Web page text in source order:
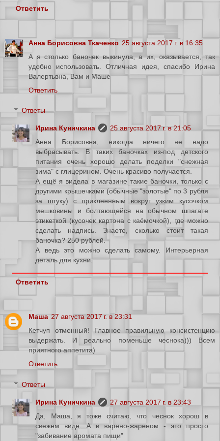
Ответить
Анна Борисовна Ткаченко 25 августа 2017 г. в 16:35
А я столько баночек выкинула, а их, оказывается, так
удобно использовать. Отличная идея, спасибо Ирина
Валертьвна, Вам и Маше
Ответить
Ответы
Ирина Куничкина
25 августа 2017 г. в 21:05
Анна Борисовна, никогда ничего не надо
выбрасывать. В таких баночках из-под детского
питания очень хорошо делать поделки "снежная
зима" с глицерином. Очень красиво получается.
А ещё я видела в магазине такие баночки, только с
другими крышечками (обычные "золотые" по 3 рубля
за штуку) с приклеенным вокруг узким кусочком
мешковины и болтающейся на обычном шпагате
этикеткой (кусочек картона с каёмочкой), где можно
сделать надпись. Знаете, сколько стоит такая
баночка? 250 рублей.
А ведь это можно сделать самому. Интерьерная
деталь для кухни.
Ответить
Маша 27 августа 2017 г. в 23:31
Кетчуп отменный! Главное правильную консистенцию
выдержать. И реально поменьше чеснока))) Всем
приятного аппетита)
Ответить
Ответы
Ирина Куничкина
27 августа 2017 г. в 23:43
Да, Маша, я тоже считаю, что чеснок хорош в
свежем виде. А в варено-жареном - это просто
"забивание аромата пищи"